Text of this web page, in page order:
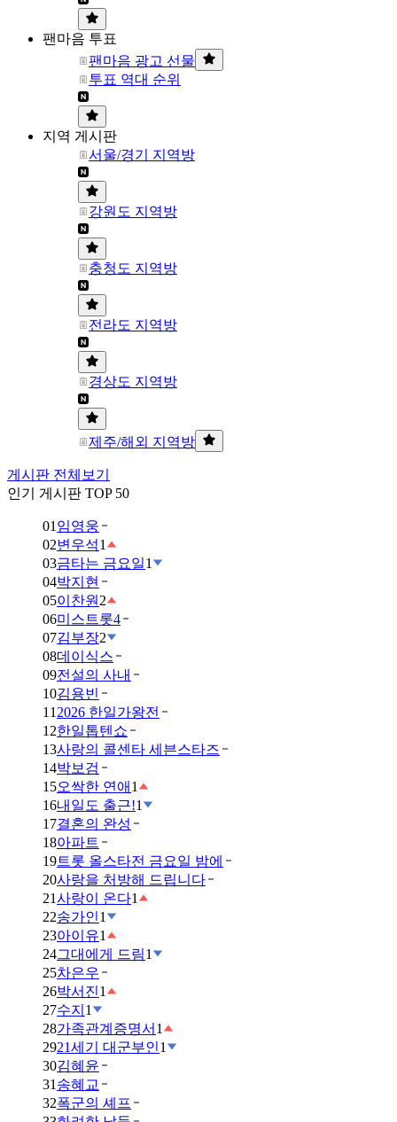
팬마음 투표
팬마음 광고 선물
투표 역대 순위
지역 게시판
서울/경기 지역방
강원도 지역방
충청도 지역방
전라도 지역방
경상도 지역방
제주/해외 지역방
게시판 전체보기
인기 게시판 TOP 50
01 임영웅
02변우석1
03금타는 금요일1
04박지현
05이찬원 2
06미스트롯4
07김부장2
08데이식스
09전설의 사내
10김용빈
11 2026 한일가왕전
12한일톱텐쇼
13사랑의 콜센타 세븐스타즈
14박보검
15오싹한 연애 1
16내일도 출근!1
17결혼의 완성
18아파트
19트롯 올스타전 금요일 밤에
20사랑을 처방해 드립니다
21사랑이 온다1
22송가인1
23아이유1
24그대에게 드림1
25차은우
26박서진1
27수지 1
28가족관계증명서 1
2921세기 대군부인1
30김혜윤
31 송혜교
32폭군의 셰프